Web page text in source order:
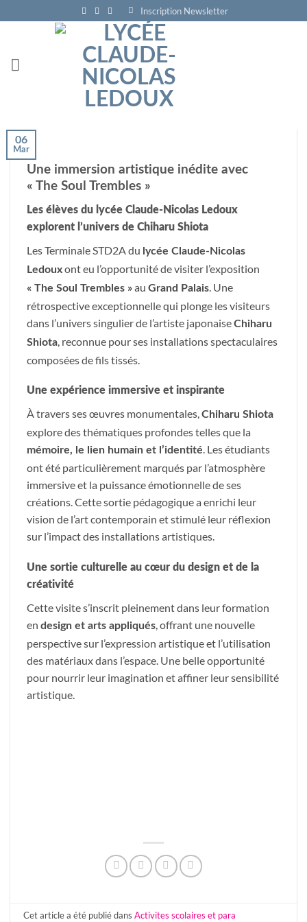
au
Inscription Newsletter
06
Mar
Une immersion artistique inédite avec
« The Soul Trembles »
Les élèves du lycée Claude-Nicolas Ledoux
explorent l’univers de Chiharu Shiota
Les Terminale STD2A du lycée Claude-Nicolas
Ledouxont eu l’opportunité de visiter l’exposition
« The Soul Trembles »au Grand Palais . Une
rétrospective exceptionnelle qui plonge les visiteurs
dans l’univers singulier de l’artiste japonaiseChiharu
Shiota , reconnue pour ses installations spectaculaires
composées de fils tissés.
Une expérience immersive et inspirante
À travers ses œuvres monumentales,Chiharu Shiota
explore des thématiques profondes telles que la
mémoire, le lien humain et l’identité. Les étudiants
ont été particulièrement marqués par l’atmosphère
immersive et la puissance émotionnelle de ses
créations. Cette sortie pédagogique a enrichi leur
vision de l’art contemporain et stimulé leur réflexion
sur l’impact des installations artistiques.
Une sortie culturelle au cœur du design et de la
créativité
Cette visite s’inscrit pleinement dans leur formation
en design et arts appliqués, offrant une nouvelle
perspective sur l’expression artistique et l’utilisation
des matériaux dans l’espace. Une belle opportunité
pour nourrir leur imagination et affiner leur sensibilité
artistique.
Cet article a été publié dansActivites scolaires et para